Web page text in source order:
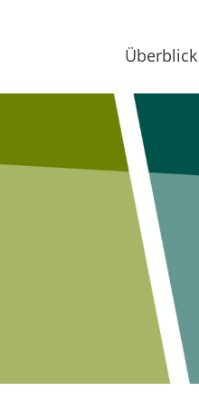
Überblick